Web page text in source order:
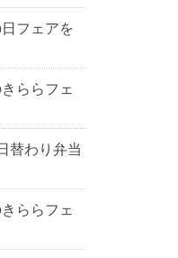
フェアを
ららフェ
替わり弁当
ららフェ